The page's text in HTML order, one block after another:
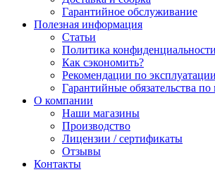
Гарантийное обслуживание
Полезная информация
Статьи
Политика конфиденциальности
Как сэкономить?
Рекомендации по
Гарантийные обязательства по
О компании
Наши магазины
Производство
Лицензии / сертификаты
Отзывы
Контакты